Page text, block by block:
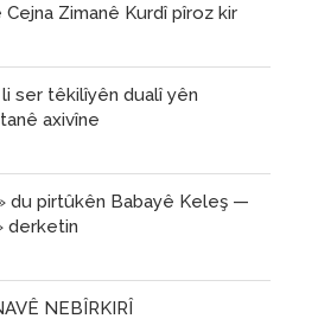
Zimanê Kurdî pîroz kir
ser têkilîyên dualî yên
axivîne
du pirtûkên Babayê Keleş —
derketin
NEBÎRKIRÎ